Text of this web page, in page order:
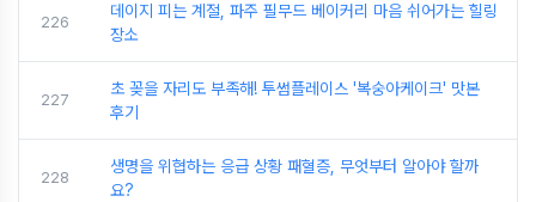
226
데이지 피는 계절, 파주 필무드 베이커리 마음 쉬어가는 힐링
장소
227
초 꽂을 자리도 부족해! 투썸플레이스 '복숭아케이크' 맛본
후기
228
생명을 위협하는 응급 상황 패혈증, 무엇부터 알아야 할까
요?